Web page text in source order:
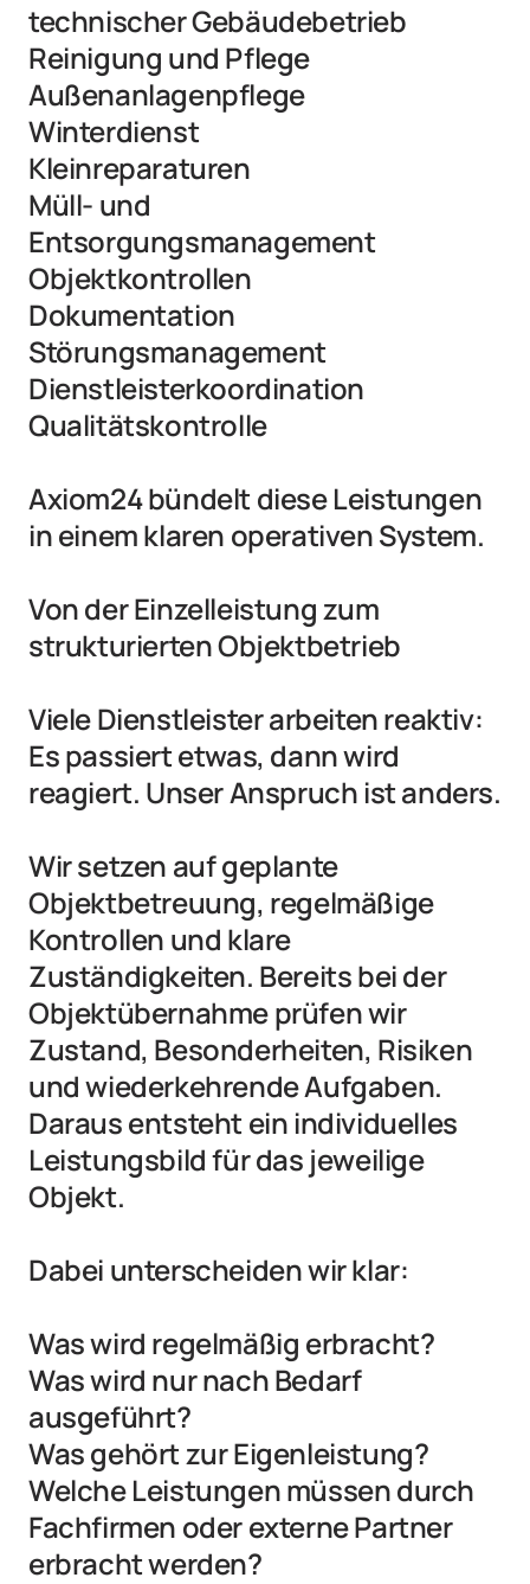
technischer Gebäudebetrieb
Reinigung und Pflege
Außenanlagenpflege
Winterdienst
Kleinreparaturen
Müll- und
Entsorgungsmanagement
Objektkontrollen
Dokumentation
Störungsmanagement
Dienstleisterkoordination
Qualitätskontrolle
Axiom24 bündelt diese Leistungen
in einem klaren operativen System.
Von der Einzelleistung zum
strukturierten Objektbetrieb
Viele Dienstleister arbeiten reaktiv:
Es passiert etwas, dann wird
reagiert. Unser Anspruch ist anders.
Wir setzen auf geplante
Objektbetreuung, regelmäßige
Kontrollen und klare
Zuständigkeiten. Bereits bei der
Objektübernahme prüfen wir
Zustand, Besonderheiten, Risiken
und wiederkehrende Aufgaben.
Daraus entsteht ein individuelles
Leistungsbild für das jeweilige
Objekt.
Dabei unterscheiden wir klar:
Was wird regelmäßig erbracht?
Was wird nur nach Bedarf
ausgeführt?
Was gehört zur Eigenleistung?
Welche Leistungen müssen durch
Fachfirmen oder externe Partner
erbracht werden?